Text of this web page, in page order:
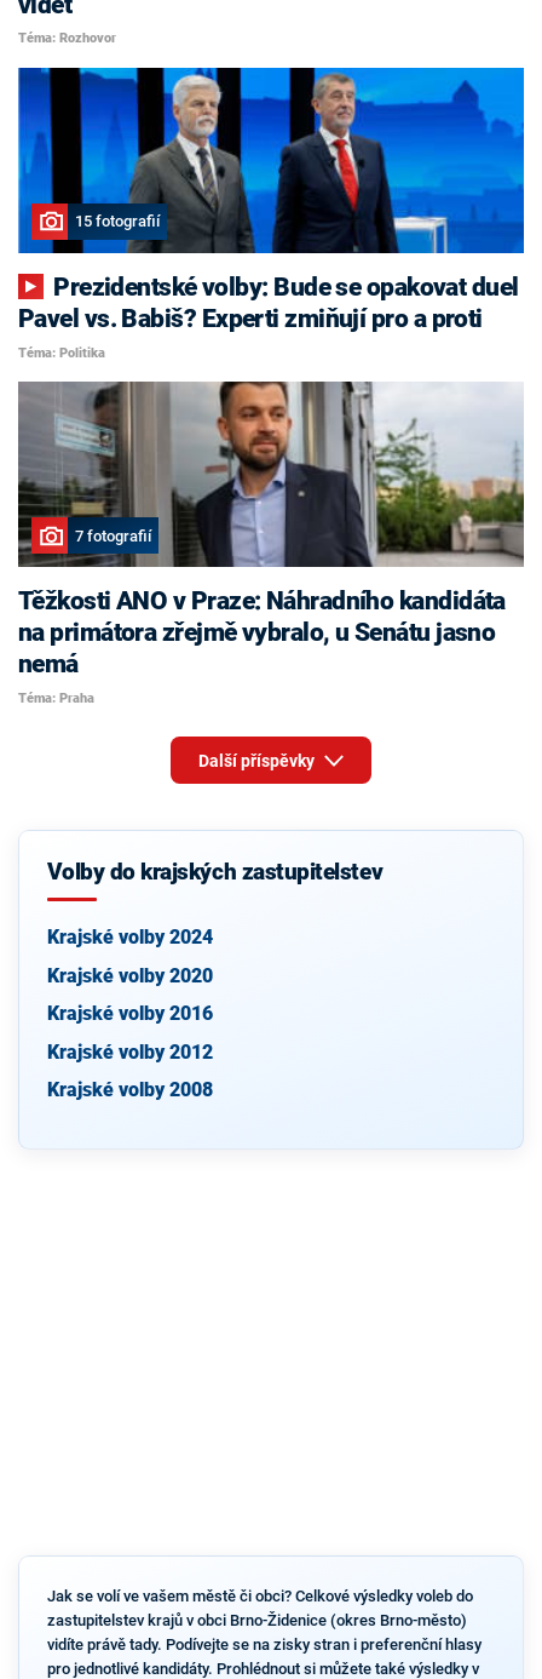
Téma: Rozhovor
15 fotografií
Pavel vs. Babiš? Experti zmiňují pro a proti
Téma: Politika
7 fotografií
Těžkosti ANO v Praze: Náhradního kandidáta
na primátora zřejmě vybralo, u Senátu jasno
nemá
Téma: Praha
Další příspěvky
Volby do krajských zastupitelstev
Krajské volby 2024
Krajské volby 2020
Krajské volby 2016
Krajské volby 2012
Krajské volby 2008
Jak se volí ve vašem městě či obci? Celkové výsledky voleb do
zastupitelstev krajů v obci Brno-Židenice (okres Brno-město)
vidíte právě tady. Podívejte se na zisky stran i preferenční hlasy
pro jednotlivé kandidáty. Prohlédnout si můžete také výsledky v